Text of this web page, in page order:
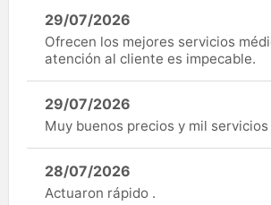
29/07/2026
Ofrecen los mejores servicios
atención al cliente es impecable.
29/07/2026
Muy buenos precios y mil servicios
28/07/2026
Actuaron rápido .